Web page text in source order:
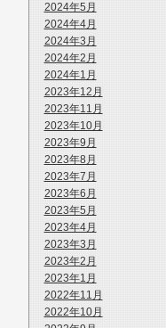
2024年5月
2024年4月
2024年3月
2024年2月
2024年1月
2023年12月
2023年11月
2023年10月
2023年9月
2023年8月
2023年7月
2023年6月
2023年5月
2023年4月
2023年3月
2023年2月
2023年1月
2022年11月
2022年10月